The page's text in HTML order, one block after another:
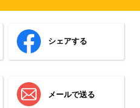
シェアする
メールで送る